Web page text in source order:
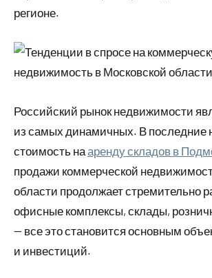
регионе.
Российский рынок недвижимости
из самых динамичных. В последние
стоимость нааренду складов в
продажи коммерческой
области продолжает стремительно
офисные комплексы, склады,
— все это становится основным
и инвестиций.